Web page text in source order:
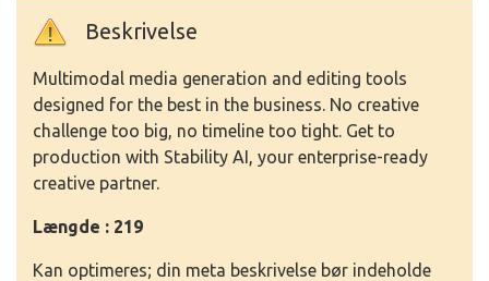
Beskrivelse
Multimodal media generation and editing tools
designed for the best in the business. No creative
challenge too big, no timeline too tight. Get to
production with Stability AI, your enterprise-ready
creative partner.
Længde : 219
Kan optimeres; din meta beskrivelse bør indeholde